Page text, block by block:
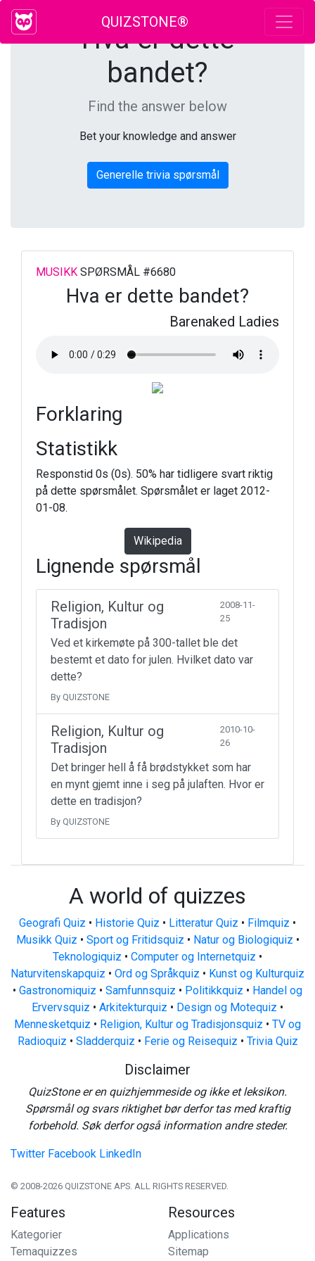
QUIZSTONE®
Hva er dette
bandet?
Find the answer below
Bet your knowledge and answer
Generelle trivia spørsmål
MUSIKK SPØRSMÅL #6680
Hva er dette bandet?
Barenaked Ladies
Forklaring
Statistikk
Responstid 0s (0s). 50% har tidligere svart riktig
på dette spørsmålet. Spørsmålet er laget 2012-
01-08.
Wikipedia
Lignende spørsmål
Religion, Kultur og
Tradisjon
2008-11-
25
Ved et kirkemøte på 300-tallet ble det
bestemt et dato for julen. Hvilket dato var
dette?
By QUIZSTONE
Religion, Kultur og
Tradisjon
2010-10-
26
Det bringer hell å få brødstykket som har
en mynt gjemt inne i seg på julaften. Hvor er
dette en tradisjon?
By QUIZSTONE
A world of quizzes
Geografi Quiz • Historie Quiz • Litteratur Quiz • Filmquiz •
Musikk Quiz • Sport og Fritidsquiz • Natur og Biologiquiz •
Teknologiquiz • Computer og Internetquiz •
Naturvitenskapquiz • Ord og Språkquiz • Kunst og Kulturquiz
• Gastronomiquiz • Samfunnsquiz • Politikkquiz • Handel og
Ervervsquiz • Arkitekturquiz • Design og Motequiz •
Mennesketquiz • Religion, Kultur og Tradisjonsquiz • TV og
Radioquiz • Sladderquiz • Ferie og Reisequiz • Trivia Quiz
Disclaimer
QuizStone er en quizhjemmeside og ikke et leksikon.
Spørsmål og svars riktighet bør derfor tas med kraftig
forbehold. Søk derfor også information andre steder.
Twitter Facebook LinkedIn
© 2008-2026 QUIZSTONE APS. ALL RIGHTS RESERVED.
Features
Kategorier
Temaquizzes
Resources
Applications
Sitemap